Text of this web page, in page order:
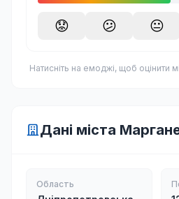
😟 😕 😐
Натисніть на емоджі, щоб оцінити
Дані міста
Область